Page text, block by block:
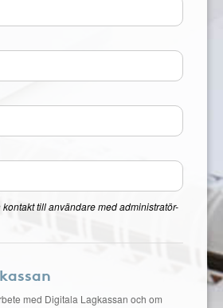
till användare med administratör-
med Digitala Lagkassan och om